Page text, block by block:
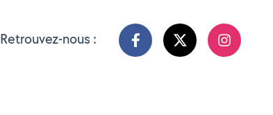
Retrouvez-nous :